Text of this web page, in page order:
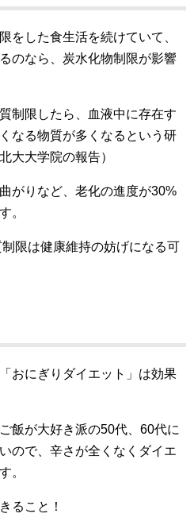
をした食生活を続けていて、
のなら、炭水化物制限が影響
制限したら、血液中に存在す
なる物質が多くなるという研
大大学院の報告）
がりなど、老化の進度が30%
。
限は健康維持の妨げになる可
おにぎりダイエット」は効果
飯が大好き派の50代、60代に
ので、辛さが全くなくダイエ
。
ること！